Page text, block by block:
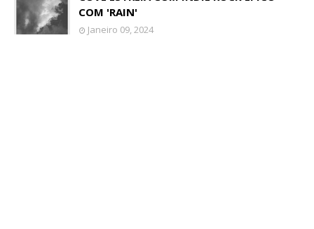
COM 'RAIN'
Janeiro 09, 2024